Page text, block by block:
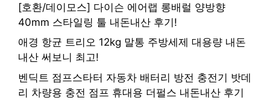
[호환/데이모스] 다이슨 에어랩 롱배럴 양방향
40mm 스타일링 툴 내돈내산 후기!
애경 항균 트리오 12kg 말통 주방세제 대용량 내돈
내산 써보니 최고!
벤딕트 점프스타터 자동차 배터리 방전 충전기 밧데
리 차량용 충전 점프 휴대용 더펄스 내돈내산 후기